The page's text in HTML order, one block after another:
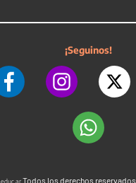
¡Seguinos!
educ.arTodos los derechos